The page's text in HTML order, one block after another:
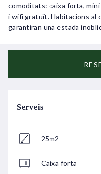
comoditats: caixa forta,
i wifi gratuït. Habitacions al
garantiran una estada
Serveis
25m2
Caixa forta